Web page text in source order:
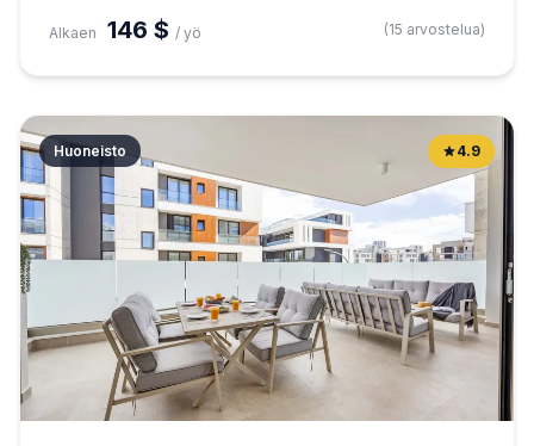
Alkaen 146 $ / yö (15 arvostelua)
Huoneisto 4.9